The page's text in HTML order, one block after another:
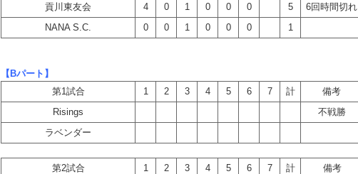
貢川東友会
4 0 1 0 0 0 5
6回時間切れ
NANA S.C.
0 0 1 0 0 0 1
【Bパート】
第1試合
1 2 3 4 5 6 7 計
備考
Risings
不戦勝
ラベンダー
第2試合 1 2 3 4 5 6 7 計
備考